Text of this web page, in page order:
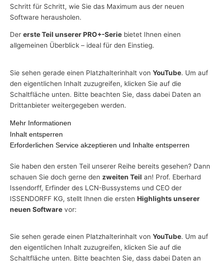
Schritt für Schritt, wie Sie das Maximum aus der neuen
Software herausholen.
Der erste Teil unserer PRO+-Serie bietet Ihnen einen
allgemeinen Überblick – ideal für den Einstieg.
Sie sehen gerade einen Platzhalterinhalt von YouTube. Um auf
den eigentlichen Inhalt zuzugreifen, klicken Sie auf die
Schaltfläche unten. Bitte beachten Sie, dass dabei Daten an
Drittanbieter weitergegeben werden.
Mehr Informationen
Inhalt entsperren
Erforderlichen Service akzeptieren und Inhalte entsperren
Sie haben den ersten Teil unserer Reihe bereits gesehen? Dann
schauen Sie doch gerne den zweiten Teil an! Prof. Eberhard
Issendorff, Erfinder des LCN-Bussystems und CEO der
ISSENDORFF KG, stellt Ihnen die ersten Highlights unserer
neuen Software vor:
Sie sehen gerade einen Platzhalterinhalt von YouTube. Um auf
den eigentlichen Inhalt zuzugreifen, klicken Sie auf die
Schaltfläche unten. Bitte beachten Sie, dass dabei Daten an